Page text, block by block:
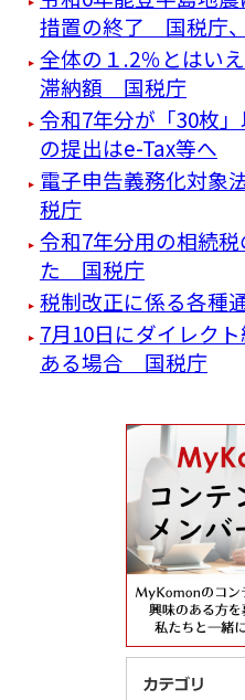
措置の終了 国税庁
全体の１.2％とはい
滞納額 国税庁
令和7年分が「30枚
の提出はe-Tax等へ
電子申告義務化対象
税庁
令和7年分用の相続
た 国税庁
税制改正に係る各
7月10日にダイレク
ある場合 国税庁